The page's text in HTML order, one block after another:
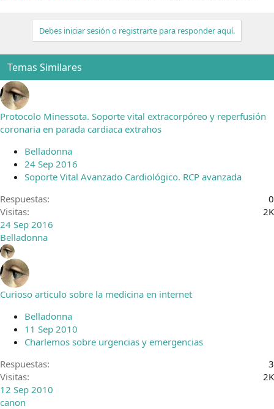
Debes iniciar sesión o registrarte para responder aquí.
Temas Similares
Protocolo Minessota. Soporte vital extracorpóreo y reperfusión
coronaria en parada cardiaca extrahos
Belladonna
24 Sep 2016
Soporte Vital Avanzado Cardiológico. RCP avanzada
Respuestas
0
Visitas
2K
24 Sep 2016
Belladonna
Curioso articulo sobre la medicina en internet
Belladonna
11 Sep 2010
Charlemos sobre urgencias y emergencias
Respuestas
3
Visitas
2K
12 Sep 2010
canon